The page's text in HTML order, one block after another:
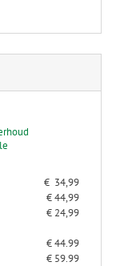
€ 34,99
€ 44,99
€ 24,99
€ 44.99
€ 59.99